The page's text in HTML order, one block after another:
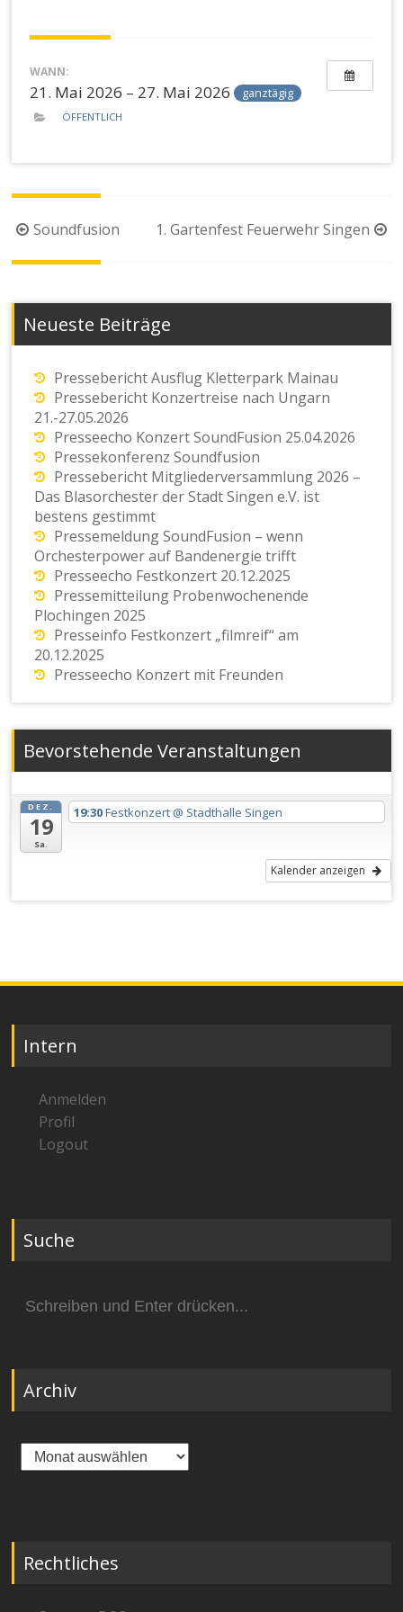
WANN:
21. Mai 2026 – 27. Mai 2026 ganztägig
ÖFFENTLICH
Beitragsnavigation
Soundfusion 1. Gartenfest Feuerwehr Singen
Neueste Beiträge
Pressebericht Ausflug Kletterpark Mainau
Pressebericht Konzertreise nach Ungarn
21.-27.05.2026
Presseecho Konzert SoundFusion 25.04.2026
Pressekonferenz Soundfusion
Pressebericht Mitgliederversammlung 2026 –
Das Blasorchester der Stadt Singen e.V. ist
bestens gestimmt
Pressemeldung SoundFusion – wenn
Orchesterpower auf Bandenergie trifft
Presseecho Festkonzert 20.12.2025
Pressemitteilung Probenwochenende
Plochingen 2025
Presseinfo Festkonzert „filmreif“ am
20.12.2025
Presseecho Konzert mit Freunden
Bevorstehende Veranstaltungen
DEZ.
19
Sa.
19:30Festkonzert @ Stadthalle Singen
Kalender anzeigen
Intern
Anmelden
Profil
Logout
Suche
nach:
Archiv
Archiv
Rechtliches